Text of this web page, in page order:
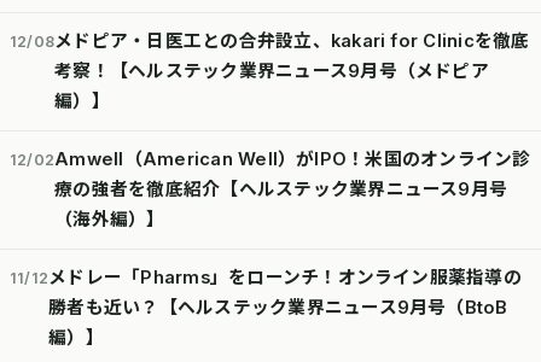
12/08メドピア・日医工との合弁設立、kakari for Clinicを徹底
考察！【ヘルステック業界ニュース9月号（メドピア
編）】
12/02Amwell（American Well）がIPO！米国のオンライン診
療の強者を徹底紹介【ヘルステック業界ニュース9月号
（海外編）】
11/12メドレー「Pharms」をローンチ！オンライン服薬指導の
勝者も近い？【ヘルステック業界ニュース9月号（BtoB
編）】